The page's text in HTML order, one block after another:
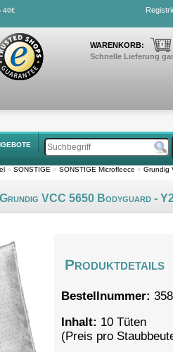
40€
WARENKORB: 0
Schnelle Lieferung
» SONSTIGE » SONSTIGE Microfleece » Grundig
VCC 5650 Bodyguard -
Produktdetails
Bestellnummer:
Inhalt: 10 Tüten
(Preis pro